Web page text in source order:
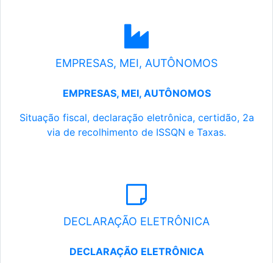
EMPRESAS, MEI, AUTÔNOMOS
EMPRESAS, MEI, AUTÔNOMOS
Situação fiscal, declaração eletrônica, certidão, 2a
via de recolhimento de ISSQN e Taxas.
DECLARAÇÃO ELETRÔNICA
DECLARAÇÃO ELETRÔNICA